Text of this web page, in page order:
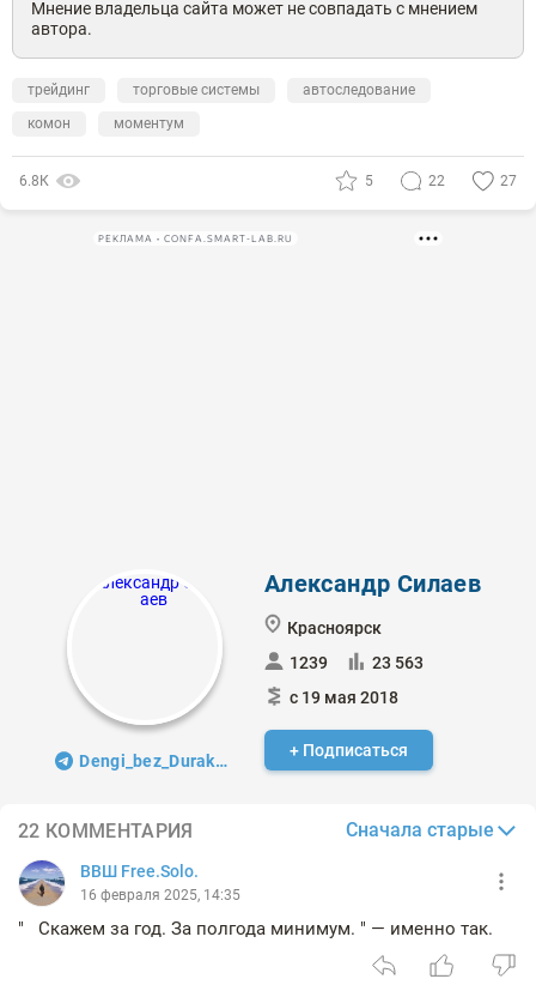
Мнение владельца сайта может не совпадать с мнением
автора.
трейдинг торговые системы
автоследование
комон
моментум
6.8К 5 22 27
РЕКЛАМА • CONFA.SMART-LAB.RU
Dengi_bez_Durakoff
Александр Силаев
Красноярск
1239
23 563
с 19 мая 2018
+ Подписаться
22 КОММЕНТАРИЯ Сначала старые
ВВШ Free.Solo.
16 февраля 2025, 14:35
" Скажем за год. За полгода минимум. " — именно так.